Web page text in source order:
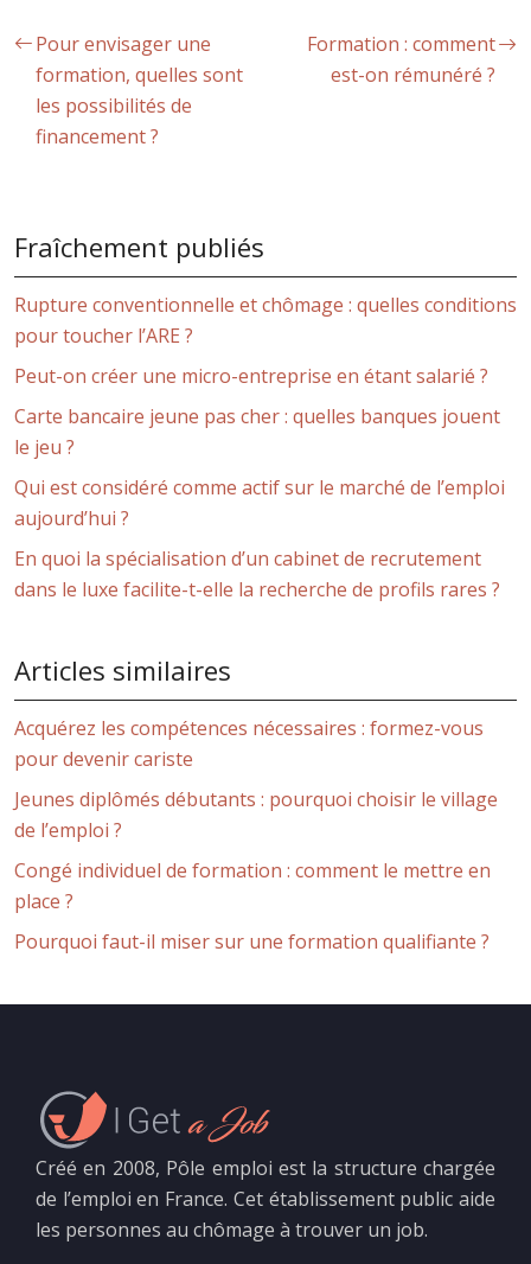
Pour envisager une
formation, quelles sont
les possibilités de
financement ?
Formation : comment
est-on rémunéré ?
Fraîchement publiés
Rupture conventionnelle et chômage : quelles conditions
pour toucher l’ARE ?
Peut-on créer une micro-entreprise en étant salarié ?
Carte bancaire jeune pas cher : quelles banques jouent
le jeu ?
Qui est considéré comme actif sur le marché de l’emploi
aujourd’hui ?
En quoi la spécialisation d’un cabinet de recrutement
dans le luxe facilite-t-elle la recherche de profils rares ?
Articles similaires
Acquérez les compétences nécessaires : formez-vous
pour devenir cariste
Jeunes diplômés débutants : pourquoi choisir le village
de l’emploi ?
Congé individuel de formation : comment le mettre en
place ?
Pourquoi faut-il miser sur une formation qualifiante ?
Créé en 2008, Pôle emploi est la structure chargée
de l’emploi en France. Cet établissement public aide
les personnes au chômage à trouver un job.